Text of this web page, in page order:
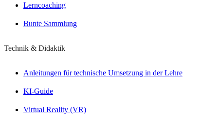
Lerncoaching
Bunte Sammlung
Technik & Didaktik
Anleitungen für technische Umsetzung in der Lehre
KI-Guide
Virtual Reality (VR)